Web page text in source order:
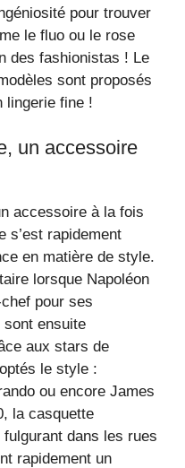
pour trouver
le fluo ou le rose
des fashionistas ! Le
sont proposés
lingerie fine !
un accessoire
accessoire à la fois
s’est rapidement
en matière de style.
lorsque Napoléon
pour ses
ensuite
aux stars de
le style :
ou encore James
la casquette
dans les rues
rapidement un